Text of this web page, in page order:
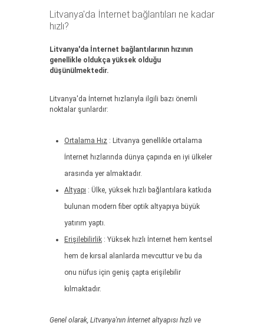
Litvanya'da İnternet bağlantıları ne kadar
hızlı?
Litvanya'da İnternet bağlantılarının hızının
genellikle oldukça yüksek olduğu
düşünülmektedir.
Litvanya'da İnternet hızlarıyla ilgili bazı önemli
noktalar şunlardır:
Ortalama Hız : Litvanya genellikle ortalama
İnternet hızlarında dünya çapında en iyi ülkeler
arasında yer almaktadır.
Altyapı : Ülke, yüksek hızlı bağlantılara katkıda
bulunan modern fiber optik altyapıya büyük
yatırım yaptı.
Erişilebilirlik : Yüksek hızlı İnternet hem kentsel
hem de kırsal alanlarda mevcuttur ve bu da
onu nüfus için geniş çapta erişilebilir
kılmaktadır.
Genel olarak, Litvanya'nın İnternet altyapısı hızlı ve